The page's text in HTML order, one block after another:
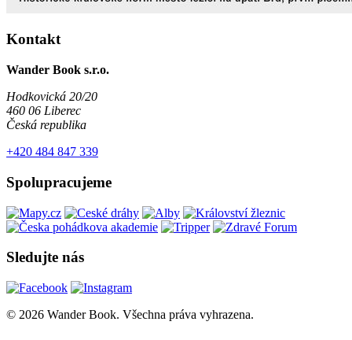
Kontakt
Wander Book s.r.o.
Hodkovická 20/20
460 06 Liberec
Česká republika
+420 484 847 339
Spolupracujeme
Sledujte nás
© 2026 Wander Book. Všechna práva vyhrazena.